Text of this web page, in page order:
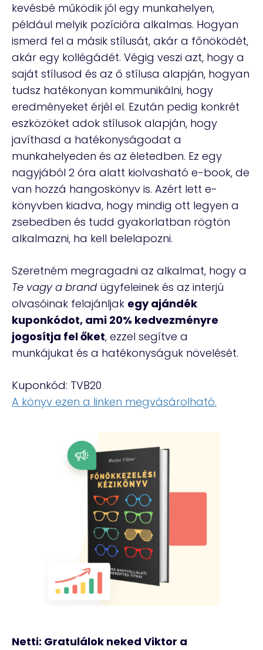
kevésbé működik jól egy munkahelyen,
például melyik pozícióra alkalmas. Hogyan
ismerd fel a másik stílusát, akár a főnöködét,
akár egy kollégádét. Végig veszi azt, hogy a
saját stílusod és az ő stílusa alapján, hogyan
tudsz hatékonyan kommunikálni, hogy
eredményeket érjél el. Ezután pedig konkrét
eszközöket adok stílusok alapján, hogy
javíthasd a hatékonyságodat a
munkahelyeden és az életedben. Ez egy
nagyjából 2 óra alatt kiolvasható e-book, de
van hozzá hangoskönyv is. Azért lett e-
könyvben kiadva, hogy mindig ott legyen a
zsebedben és tudd gyakorlatban rögtön
alkalmazni, ha kell belelapozni.
Szeretném megragadni az alkalmat, hogy a
Te vagy a brand ügyfeleinek és az interjú
olvasóinak felajánljak egy ajándék
kuponkódot, ami 20% kedvezményre
jogosítja fel őket, ezzel segítve a
munkájukat és a hatékonyságuk növelését.
Kuponkód: TVB20
A könyv ezen a linken megvásárolható.
Netti: Gratulálok neked Viktor a